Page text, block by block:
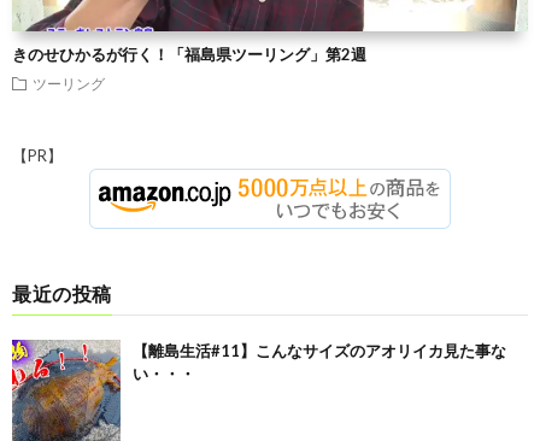
きのせひかるが行く！「福島県ツーリング」第2週
ツーリング
【PR】
最近の投稿
【離島生活#11】こんなサイズのアオリイカ見た事な
い・・・